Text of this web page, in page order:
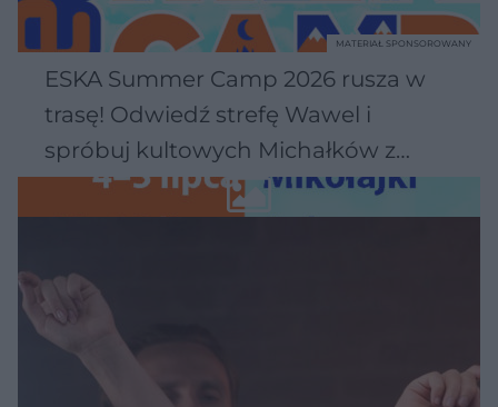
ESKA Summer Camp 2026 rusza w
trasę! Odwiedź strefę Wawel i
spróbuj kultowych Michałków z
Wawelu
MATERIAŁ SPONSOROWANY